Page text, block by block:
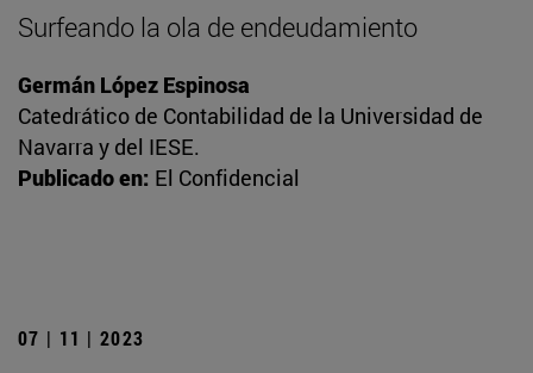
Surfeando la ola de endeudamiento
Germán López Espinosa
Catedrático de Contabilidad de la Universidad de
Navarra y del IESE.
Publicado en: El Confidencial
07 | 11 | 2023